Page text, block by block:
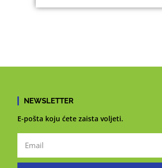
NEWSLETTER
E-pošta koju ćete zaista voljeti.